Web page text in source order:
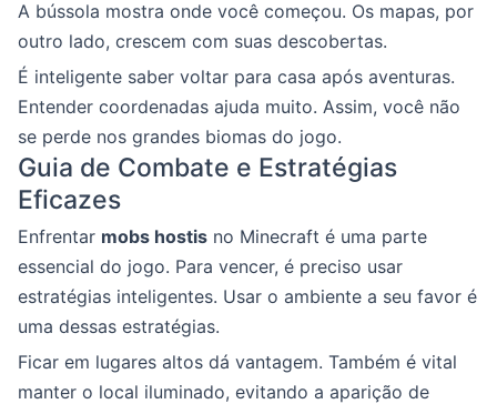
A bússola mostra onde você começou. Os mapas, por
outro lado, crescem com suas descobertas.
É inteligente saber voltar para casa após aventuras.
Entender coordenadas ajuda muito. Assim, você não
se perde nos grandes biomas do jogo.
Guia de Combate e Estratégias
Eficazes
Enfrentar mobs hostis no Minecraft é uma parte
essencial do jogo. Para vencer, é preciso usar
estratégias inteligentes. Usar o ambiente a seu favor é
uma dessas estratégias.
Ficar em lugares altos dá vantagem. Também é vital
manter o local iluminado, evitando a aparição de